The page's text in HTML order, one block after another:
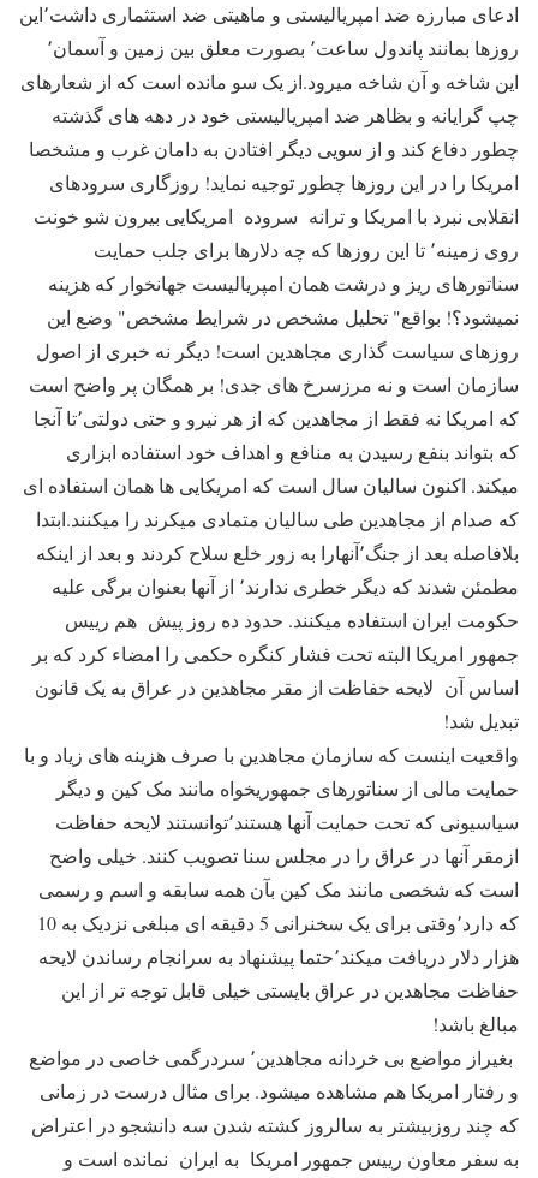
ادعای مبارزه ضد امپریالیستی و ماهیتی ضد استثماری داشت٬این
روزها بمانند پاندول ساعت٬ بصورت معلق بین زمین و آسمان٬
این شاخه و آن شاخه میرود.از یک سو مانده است که از شعارهای
چپ گرایانه و بظاهر ضد امپریالیستی خود در دهه های گذشته
چطور دفاع کند و از سویی دیگر افتادن به دامان غرب و مشخصا
امریکا را در این روزها چطور توجیه نماید! روزگاری سرودهای
انقلابی نبرد با امریکا و ترانه سروده امریکایی بیرون شو خونت
روی زمینه٬ تا این روزها که چه دلارها برای جلب حمایت
سناتورهای ریز و درشت همان امپریالیست جهانخوار که هزینه
نمیشود؟! بواقع" تحلیل مشخص در شرایط مشخص" وضع این
روزهای سیاست گذاری مجاهدین است! دیگر نه خبری از اصول
سازمان است و نه مرزسرخ های جدی! بر همگان پر واضح است
که امریکا نه فقط از مجاهدین که از هر نیرو و حتی دولتی٬تا آنجا
که بتواند بنفع رسیدن به منافع و اهداف خود استفاده ابزاری
میکند. اکنون سالیان سال است که امریکایی ها همان استفاده ای
که صدام از مجاهدین طی سالیان متمادی میکرند را میکنند.ابتدا
بلافاصله بعد از جنگ٬آنهارا به زور خلع سلاح کردند و بعد از اینکه
مطمئن شدند که دیگر خطری ندارند٬ از آنها بعنوان برگی علیه
حکومت ایران استفاده میکنند. حدود ده روز پیش هم رییس
جمهور امریکا البته تحت فشار کنگره حکمی را امضاء کرد که بر
اساس آن لایحه حفاظت از مقر مجاهدین در عراق به یک قانون
تبدیل شد!
واقعیت اینست که سازمان مجاهدین با صرف هزینه های زیاد و با
حمایت مالی از سناتورهای جمهوریخواه مانند مک کین و دیگر
سیاسیونی که تحت حمایت آنها هستند٬توانستند لایحه حفاظت
ازمقر آنها در عراق را در مجلس سنا تصویب کنند. خیلی واضح
است که شخصی مانند مک کین بآن همه سابقه و اسم و رسمی
که دارد٬وقتی برای یک سخنرانی 5 دقیقه ای مبلغی نزدیک به 10
هزار دلار دریافت میکند٬حتما پیشنهاد به سرانجام رساندن لایحه
حفاظت مجاهدین در عراق بایستی خیلی قابل توجه تر از این
مبالغ باشد!
بغیراز مواضع بی خردانه مجاهدین٬ سردرگمی خاصی در مواضع
و رفتار امریکا هم مشاهده میشود. برای مثال درست در زمانی
که چند روزبیشتر به سالروز کشته شدن سه دانشجو در اعتراض
به سفر معاون رییس جمهور امریکا به ایران نمانده است و